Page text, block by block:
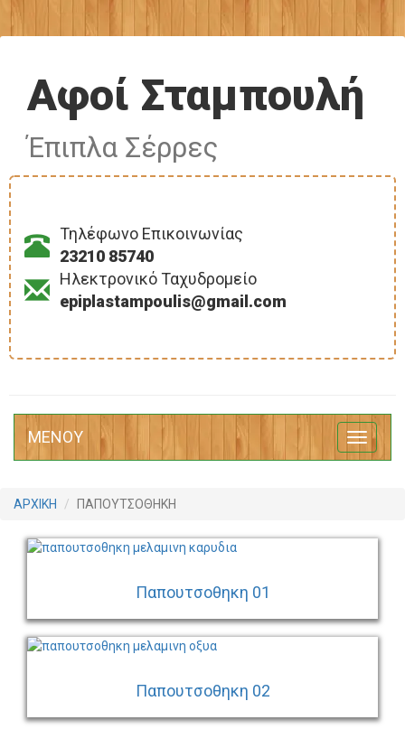
Αφοί Σταμπουλή
Έπιπλα Σέρρες
Τηλέφωνο Επικοινωνίας
23210 85740
Ηλεκτρονικό Ταχυδρομείο
epiplastampoulis@gmail.com
Toggle
ΜΕΝΟΥ
ΑΡΧΙΚΗ ΠΑΠΟΥΤΣΟΘΗΚΗ
Παπουτσοθηκη 01
Παπουτσοθηκη 02